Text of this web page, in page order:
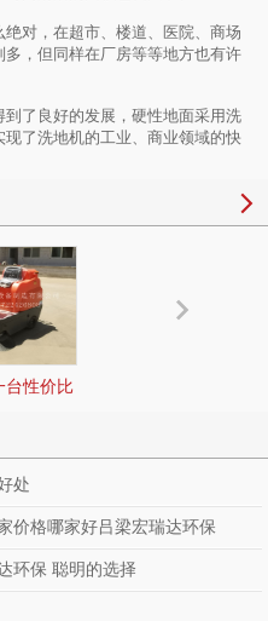
对，在超市、楼道、医院、商场
，但同样在厂房等等地方也有许
了良好的发展，硬性地面采用洗
了洗地机的工业、商业领域的快
台性价比
处
价格哪家好吕梁宏瑞达环保
环保 聪明的选择